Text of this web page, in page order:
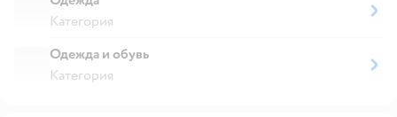
Категория
Одежда и обувь
Категория